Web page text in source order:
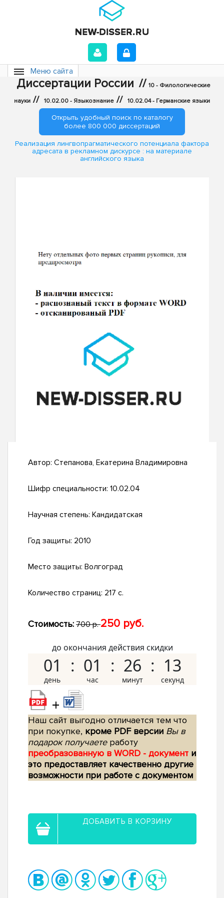
Меню сайта
Диссертации России // 10 - Филологические
науки // 10.02.00 - Языкознание // 10.02.04 - Германские языки
Открыть удобный поиск по каталогу
более 800 000 диссертаций
Реализация лингвопрагматического потенциала фактора
адресата в рекламном дискурсе : на материале
английского языка
Автор: Степанова, Екатерина Владимировна
Шифр специальности: 10.02.04
Научная степень: Кандидатская
Год защиты: 2010
Место защиты: Волгоград
Количество страниц: 217 с.
Стоимость: 700 р.250 руб.
до окончания действия скидки
01 01 26 12
+
Наш сайт выгодно отличается тем что
при покупке, кроме PDF версии Вы в
подарок получаетеработу
преобразованную в WORD - документ и
это предоставляет качественно другие
возможности при работе с документом
ДОБАВИТЬ В КОРЗИНУ